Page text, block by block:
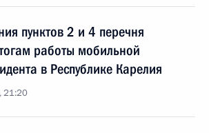
пунктов 2 и 4 перечня
работы мобильной
в Республике Карелия
21:20